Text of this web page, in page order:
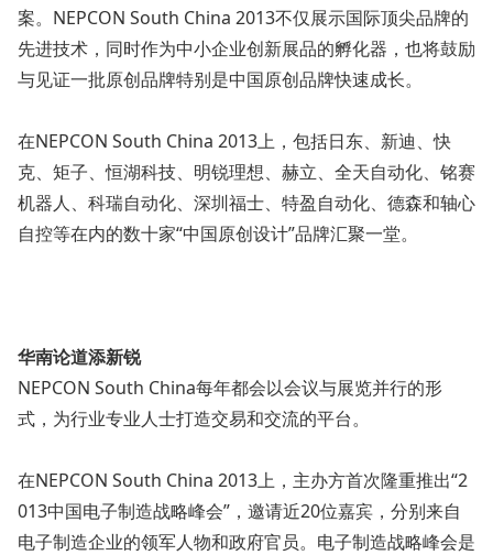
案。NEPCON South China 2013不仅展示国际顶尖品牌的
先进技术，同时作为中小企业创新展品的孵化器，也将鼓励
与见证一批原创品牌特别是中国原创品牌快速成长。
在NEPCON South China 2013上，包括日东、新迪、快
克、矩子、恒湖科技、明锐理想、赫立、全天自动化、铭赛
机器人、科瑞自动化、深圳福士、特盈自动化、德森和轴心
自控等在内的数十家“中国原创设计”品牌汇聚一堂。
华南论道添新锐
NEPCON South China每年都会以会议与展览并行的形
式，为行业专业人士打造交易和交流的平台。
在NEPCON South China 2013上，主办方首次隆重推出“2
013中国电子制造战略峰会”，邀请近20位嘉宾，分别来自
电子制造企业的领军人物和政府官员。电子制造战略峰会是